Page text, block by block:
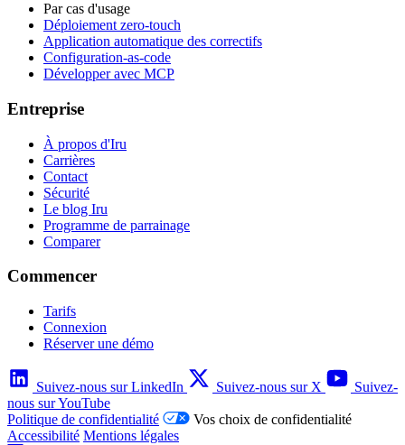
Par cas d'usage
Déploiement zero-touch
Application automatique des correctifs
Configuration-as-code
Développer avec MCP
Entreprise
À propos d'Iru
Carrières
Contact
Sécurité
Le blog Iru
Programme de parrainage
Comparer
Commencer
Tarifs
Connexion
Réserver une démo
Suivez-nous sur LinkedIn Suivez-nous sur X
Suivez-
nous sur YouTube
Politique de confidentialité
Vos choix de confidentialité
Accessibilité Mentions légales